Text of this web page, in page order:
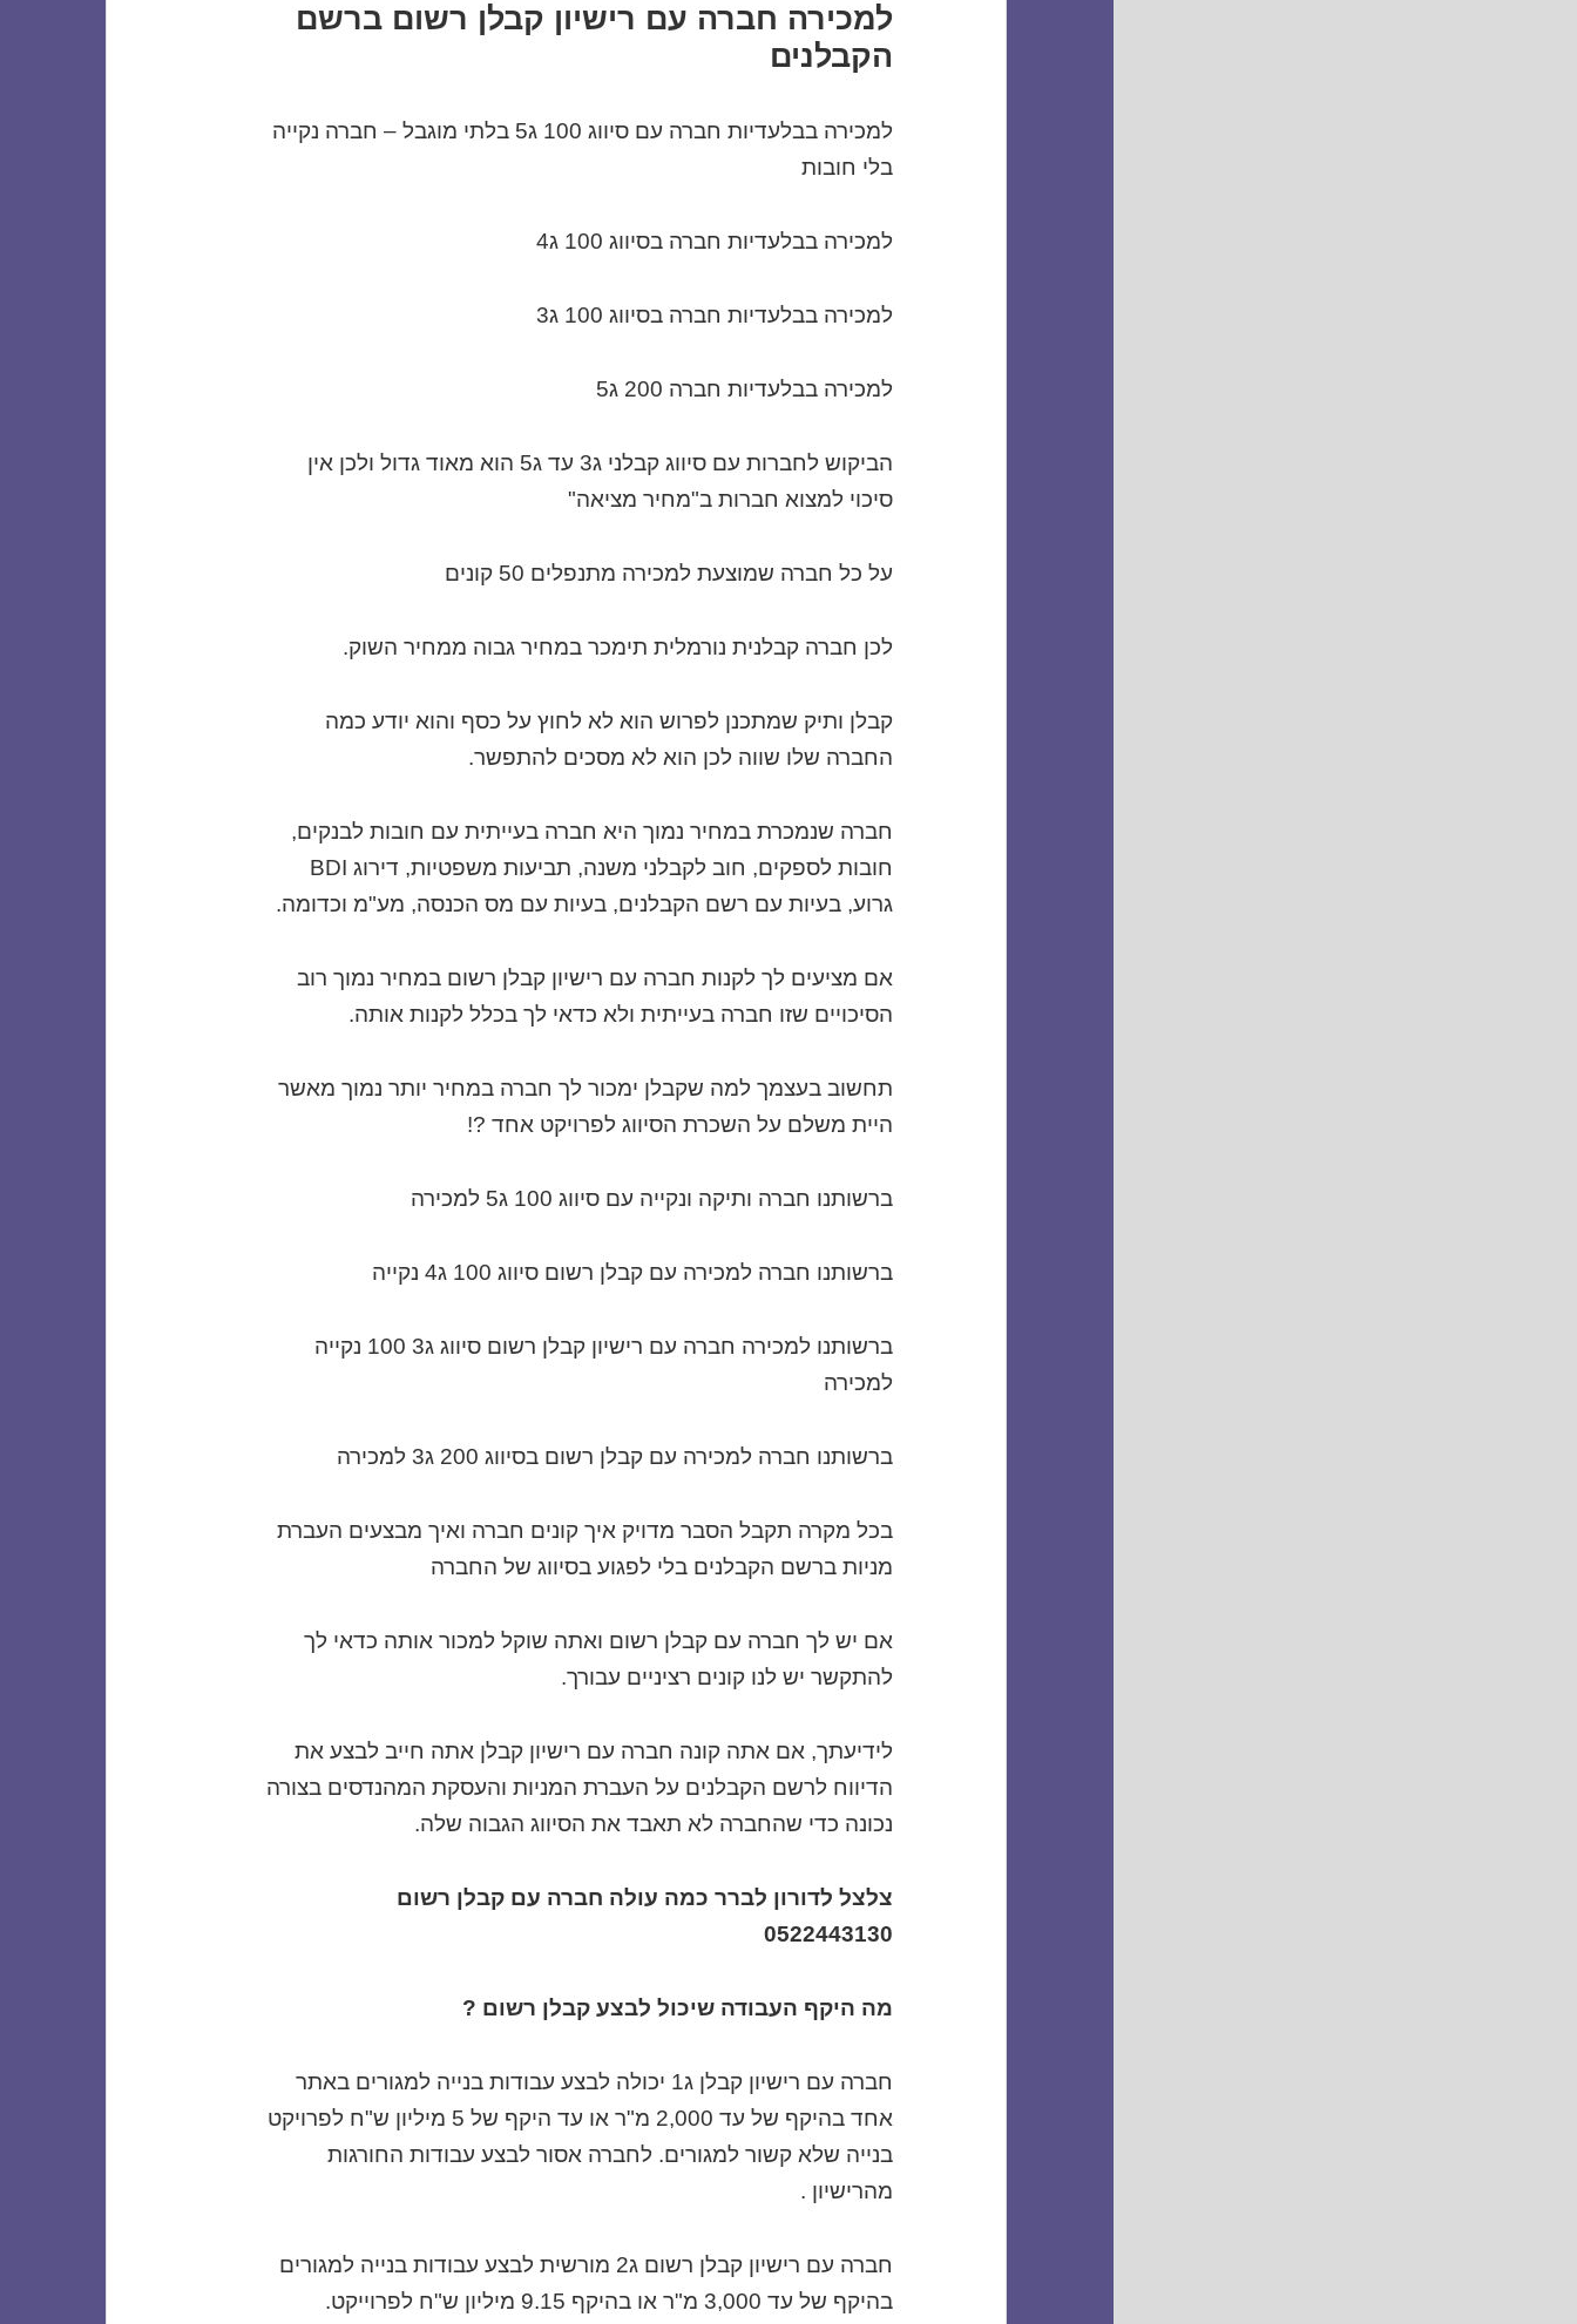
למכירה חברה עם רישיון קבלן רשום ברשם
הקבלנים
למכירה בבלעדיות חברה עם סיווג 100 ג5 בלתי מוגבל – חברה נקייה
בלי חובות
למכירה בבלעדיות חברה בסיווג 100 ג4
למכירה בבלעדיות חברה בסיווג 100 ג3
למכירה בבלעדיות חברה 200 ג5
הביקוש לחברות עם סיווג קבלני ג3 עד ג5 הוא מאוד גדול ולכן אין
סיכוי למצוא חברות ב"מחיר מציאה"
על כל חברה שמוצעת למכירה מתנפלים 50 קונים
לכן חברה קבלנית נורמלית תימכר במחיר גבוה ממחיר השוק.
קבלן ותיק שמתכנן לפרוש הוא לא לחוץ על כסף והוא יודע כמה
החברה שלו שווה לכן הוא לא מסכים להתפשר.
חברה שנמכרת במחיר נמוך היא חברה בעייתית עם חובות לבנקים,
חובות לספקים, חוב לקבלני משנה, תביעות משפטיות, דירוג BDI
גרוע, בעיות עם רשם הקבלנים, בעיות עם מס הכנסה, מע"מ וכדומה.
אם מציעים לך לקנות חברה עם רישיון קבלן רשום במחיר נמוך רוב
הסיכויים שזו חברה בעייתית ולא כדאי לך בכלל לקנות אותה.
תחשוב בעצמך למה שקבלן ימכור לך חברה במחיר יותר נמוך מאשר
היית משלם על השכרת הסיווג לפרויקט אחד ?!
ברשותנו חברה ותיקה ונקייה עם סיווג 100 ג5 למכירה
ברשותנו חברה למכירה עם קבלן רשום סיווג 100 ג4 נקייה
ברשותנו למכירה חברה עם רישיון קבלן רשום סיווג ג3 100 נקייה
למכירה
ברשותנו חברה למכירה עם קבלן רשום בסיווג 200 ג3 למכירה
בכל מקרה תקבל הסבר מדויק איך קונים חברה ואיך מבצעים העברת
מניות ברשם הקבלנים בלי לפגוע בסיווג של החברה
אם יש לך חברה עם קבלן רשום ואתה שוקל למכור אותה כדאי לך
להתקשר יש לנו קונים רציניים עבורך.
לידיעתך, אם אתה קונה חברה עם רישיון קבלן אתה חייב לבצע את
הדיווח לרשם הקבלנים על העברת המניות והעסקת המהנדסים בצורה
נכונה כדי שהחברה לא תאבד את הסיווג הגבוה שלה.
צלצל לדורון לברר כמה עולה חברה עם קבלן רשום
0522443130
מה היקף העבודה שיכול לבצע קבלן רשום ?
חברה עם רישיון קבלן ג1 יכולה לבצע עבודות בנייה למגורים באתר
אחד בהיקף של עד 2,000 מ"ר או עד היקף של 5 מיליון ש"ח לפרויקט
בנייה שלא קשור למגורים. לחברה אסור לבצע עבודות החורגות
מהרישיון .
חברה עם רישיון קבלן רשום ג2 מורשית לבצע עבודות בנייה למגורים
בהיקף של עד 3,000 מ"ר או בהיקף 9.15 מיליון ש"ח לפרוייקט.